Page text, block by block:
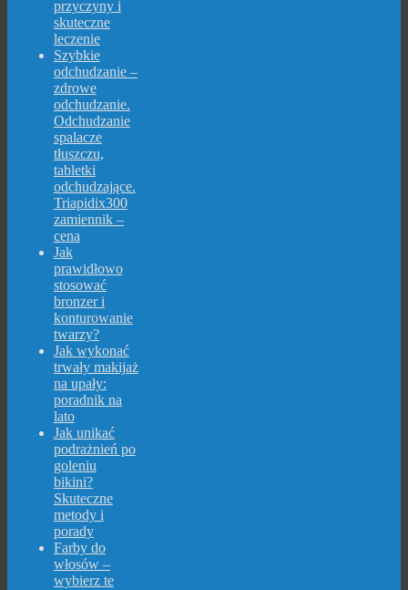
przyczyny i
skuteczne
leczenie
Szybkie
odchudzanie –
zdrowe
odchudzanie.
Odchudzanie
spalacze
tłuszczu,
tabletki
odchudzające.
Triapidix300
zamiennik –
cena
Jak
prawidłowo
stosować
bronzer i
konturowanie
twarzy?
Jak wykonać
trwały makijaż
na upały:
poradnik na
lato
Jak unikać
podrażnień po
goleniu
bikini?
Skuteczne
metody i
porady
Farby do
włosów –
wybierz te